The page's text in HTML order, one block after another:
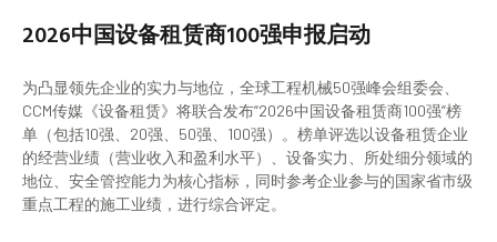
2026中国设备租赁商100强申报启动
为凸显领先企业的实力与地位，全球工程机械50强峰会组委会、
CCM传媒《设备租赁》将联合发布“2026中国设备租赁商100强”榜
单（包括10强、20强、50强、100强）。榜单评选以设备租赁企业
的经营业绩（营业收入和盈利水平）、设备实力、所处细分领域的
地位、安全管控能力为核心指标，同时参考企业参与的国家省市级
重点工程的施工业绩，进行综合评定。